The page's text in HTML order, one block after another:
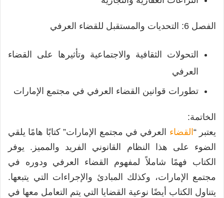
الفصل 6: التحديات والمستقبل للقضاء العرفي
التحولات الثقافية والاجتماعية وتأثيرها على القضاء
العرفي
تطورات قوانين القضاء العرفي في مجتمع الإمارات
الخاتمة:
يعتبر “ القضاء العرفي في مجتمع الإمارات” كتابًا هامًا يلقي
الضوء على هذا النظام القانوني الفريد والمميز. يوفر
الكتاب فهمًا شاملاً لمفهوم القضاء العرفي ودوره في
مجتمع الإمارات، وكذلك المبادئ والإجراءات التي يتبعها.
يتناول الكتاب أيضًا نوعية القضايا التي يتم التعامل معها في